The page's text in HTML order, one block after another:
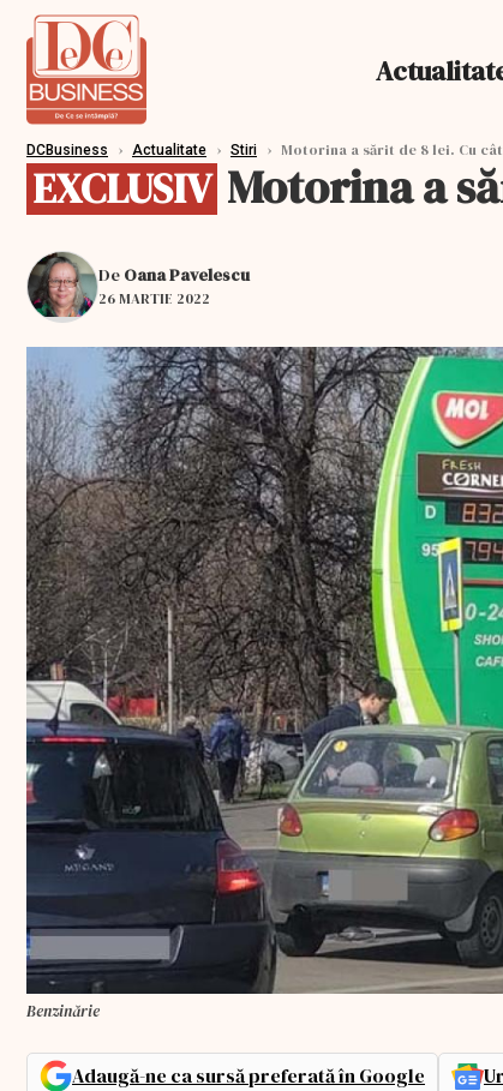
DCBusiness › Actualitate › Stiri › Motorina a sărit de 8 lei. Cu
EXCLUSIV Motorina a
De Oana Pavelescu
26 MARTIE 2022
Benzinărie
Adaugă-ne ca sursă preferată în Google